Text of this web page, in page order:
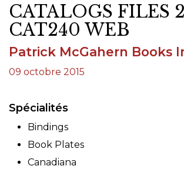
CATALOGS FILES
CAT240 WEB
Patrick McGahern Books
09 octobre 2015
Spécialités
Bindings
Book Plates
Canadiana